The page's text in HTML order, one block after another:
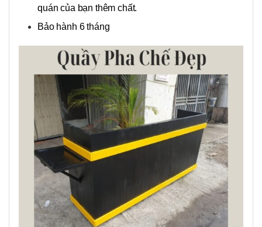
quán của bạn thêm chất.
Bảo hành 6 tháng